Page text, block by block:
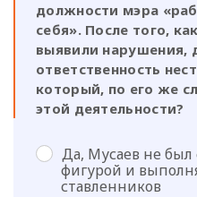
должности мэра
себя». После того,
выявили нарушения,
ответственность
который, по его же
этой деятельности?
Да, Мусаев не был
фигурой и
ставленников